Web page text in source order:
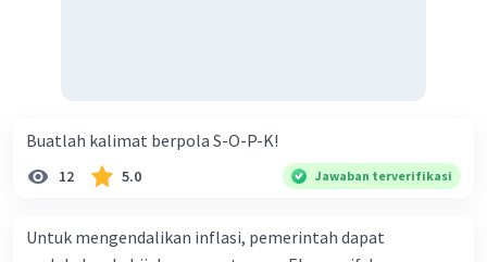
Buatlah kalimat berpola S-O-P-K!
12 5.0 Jawaban terverifikasi
Untuk mengendalikan inflasi, pemerintah dapat